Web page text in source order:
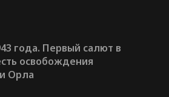
года. Первый салют в
освобождения
Орла